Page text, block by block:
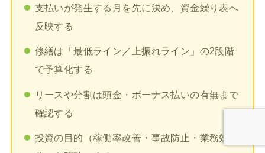
支払いが発生する月を先に決め、資金繰り表へ
反映する
修繕は「最低ライン／上振れライン」の2段階
で予算化する
リースや分割は頭金・ボーナス払いの有無まで
確認する
投資の目的（稼働率改善・事故防止・業務効率